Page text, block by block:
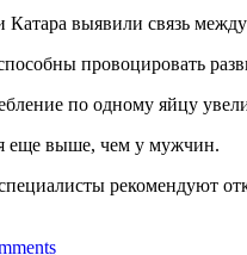
выявили связь
провоцировать
по одному яйцу
еще выше, чем у мужчин.
рекомендуют